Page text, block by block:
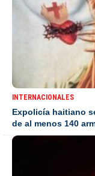
INTERNACIONALES
Expolicía haitiano
de al menos 140